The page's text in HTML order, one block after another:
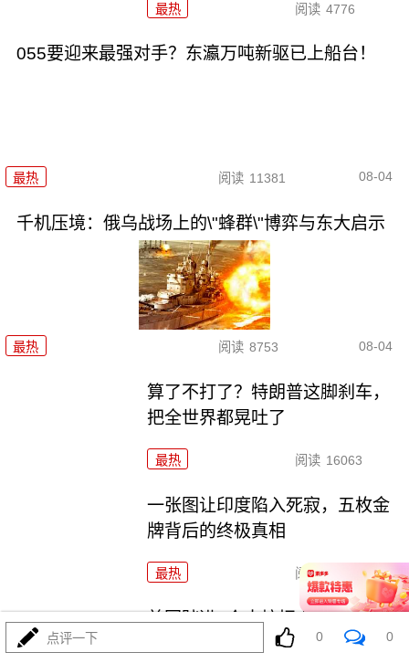
最热 阅读 4776
055要迎来最强对手？东瀛万吨新驱已上船台！
最热 阅读 11381 08-04
千机压境：俄乌战场上的\"蜂群\"博弈与东大启示
最热 阅读 8753 08-04
算了不打了？特朗普这脚刹车，
把全世界都晃吐了
最热 阅读 16063
一张图让印度陷入死寂，五枚金
牌背后的终极真相
最热 阅读 11133
美国踏进3个大坑把自己埋了！恐
点评一下 0 0